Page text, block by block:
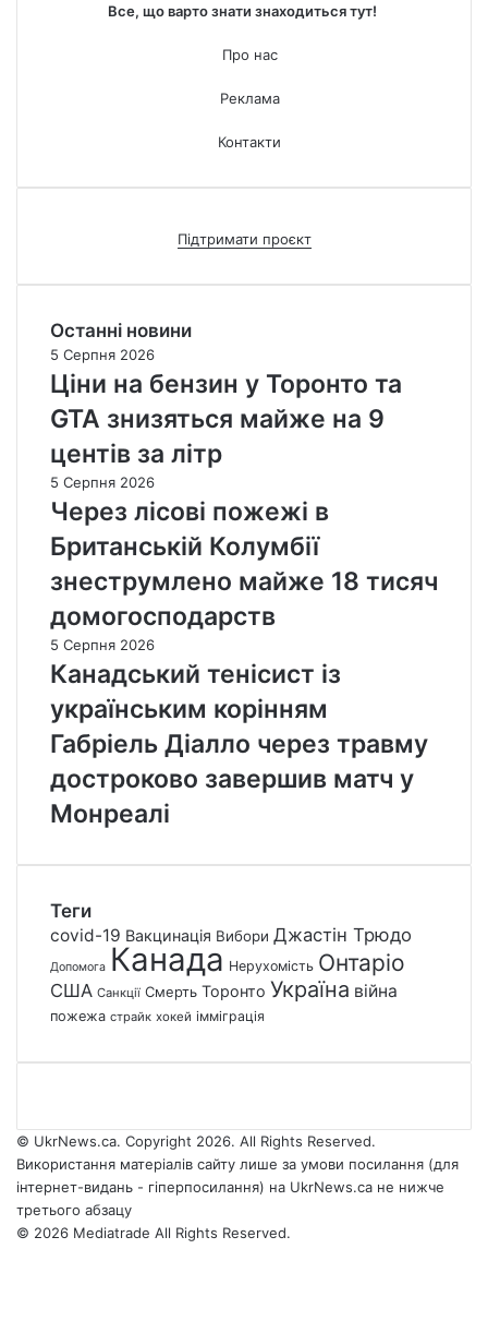
Все, що варто знати знаходиться тут!
Про нас
Реклама
Контакти
Підтримати проєкт
Останні новини
5 Серпня 2026
Ціни на бензин у Торонто та
GTA знизяться майже на 9
центів за літр
5 Серпня 2026
Через лісові пожежі в
Британській Колумбії
знеструмлено майже 18 тисяч
домогосподарств
5 Серпня 2026
Канадський тенісист із
українським корінням
Габріель Діалло через травму
достроково завершив матч у
Монреалі
Теги
covid-19 Вакцинація Вибори Джастін Трюдо
Допомога Канада Нерухомість Онтаріо
США Санкції Смерть Торонто Україна війна
пожежа страйк хокей імміграція
© UkrNews.ca. Copyright 2026. All Rights Reserved.
Використання матеріалів сайту лише за умови посилання (для
інтернет-видань - гіперпосилання) на UkrNews.ca не нижче
третього абзацу
© 2026 Mediatrade All Rights Reserved.